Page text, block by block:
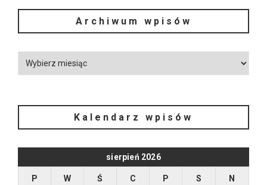
Archiwum wpisów
Kalendarz wpisów
sierpień 2026
P W Ś C P S N